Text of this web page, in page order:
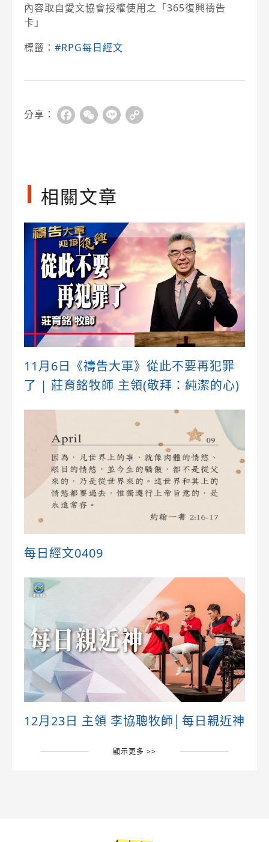
內容取自愛文協會授權使用之「365復興禱告
卡」
標籤： #RPG每日經文
分享： FacebookWeChat
Line
相關文章
11月6日《禱告大軍》從此不要再犯罪
了 | 莊育銘牧師 主領(敬拜：純潔的心)
每日經文0409
12月23日 主領 李協聰牧師│每日親近神
顯示更多 >>